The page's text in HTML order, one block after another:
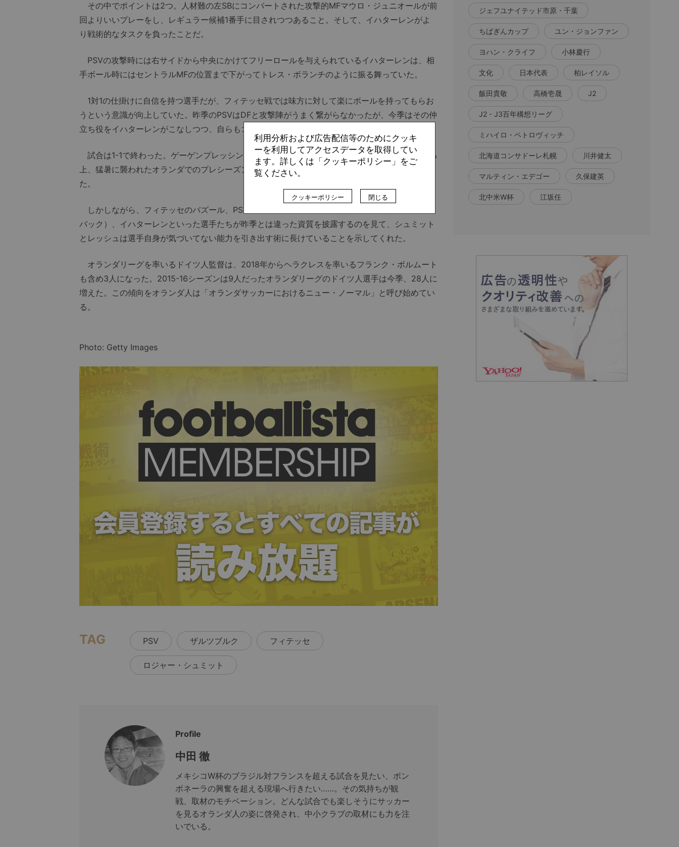
その中でポイントは2つ。人材難の左SBにコンバートされた攻撃的MFマウロ・ジュニオールが前
回よりいいプレーをし、レギュラー候補1番手に目されつつあること。そして、イハターレンがよ
り戦術的なタスクを負ったことだ。
PSVの攻撃時には右サイドから中央にかけてフリーロールを与えられているイハターレンは、相
手ボール時にはセントラルMFの位置まで下がってトレス・ボランチのように振る舞っていた。
1対1の仕掛けに自信を持つ選手だが、フィテッセ戦では味方に対して楽にボールを持ってもらお
うという意識が向上していた。昨季のPSVはDFと攻撃陣がうまく繋がらなかったが、今季はその仲
立ち役をイハターレンがこなしつつ、自らもゴールを狙う形を作っていきそうだ。
試合は1-1で終わった。ゲーゲンプレッシングを標榜する両チームの指揮官だが、合宿疲れが残る
上、猛暑に襲われたオランダでのプレシーズンマッチで強度の高いサッカーをする必要はなかっ
た。
しかしながら、フィテッセのバズール、PSVのマウロ・ジュニオール（ヘラクレスからレンタル
バック）、イハターレンといった選手たちが昨季とは違った資質を披露するのを見て、シュミット
とレッシュは選手自身が気づいてない能力を引き出す術に長けていることを示してくれた。
オランダリーグを率いるドイツ人監督は、2018年からヘラクレスを率いるフランク・ボルムート
も含め3人になった。2015-16シーズンは9人だったオランダリーグのドイツ人選手は今季、28人に
増えた。この傾向をオランダ人は「オランダサッカーにおけるニュー・ノーマル」と呼び始めてい
る。
Photo: Getty Images
TAG PSV ザルツブルク フィテッセ
ロジャー・シュミット
Profile
中田 徹
メキシコW杯のブラジル対フランスを超える試合を見たい、ボン
ボネーラの興奮を超える現場へ行きたい……。その気持ちが観
戦、取材のモチベーション。どんな試合でも楽しそうにサッカー
を見るオランダ人の姿に啓発され、中小クラブの取材にも力を注
いでいる。
ジェフユナイテッド市原・千葉
ちばぎんカップ ユン・ジョンファン
ヨハン・クライフ 小林慶行
文化 日本代表 柏レイソル
飯田貴敬 高橋壱晟 J2
J2・J3百年構想リーグ
ミハイロ・ペトロヴィッチ
北海道コンサドーレ札幌 川井健太
マルティン・エデゴー 久保建英
北中米W杯 江坂任
利用分析および広告配信等のためにクッキ
ーを利用してアクセスデータを取得してい
ます。詳しくは「クッキーポリシー」をご
覧ください。
クッキーポリシー 閉じる